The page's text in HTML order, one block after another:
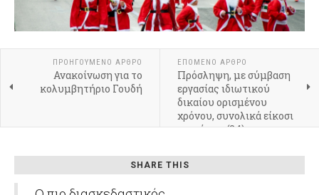
ΠΡΟΗΓΟΎΜΕΝΟ ΆΡΘΡΟ
Ανακοίνωση για το
κολυμβητήριο Γουδή
ΕΠΌΜΕΝΟ ΆΡΘΡΟ
Πρόσληψη, με σύμβαση
εργασίας ιδιωτικού
δικαίου ορισμένου
χρόνου, συνολικά είκοσι
τεσσάρων (24)
ΑΓΩΓΗΣ
SHARE THIS